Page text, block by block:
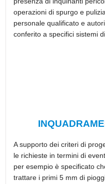
operazioni di spurgo e
personale qualificato e
conferito a specifici sistemi
A supporto dei criteri di
le richieste in termini di
per esempio è specificato
trattare i primi 5 mm di